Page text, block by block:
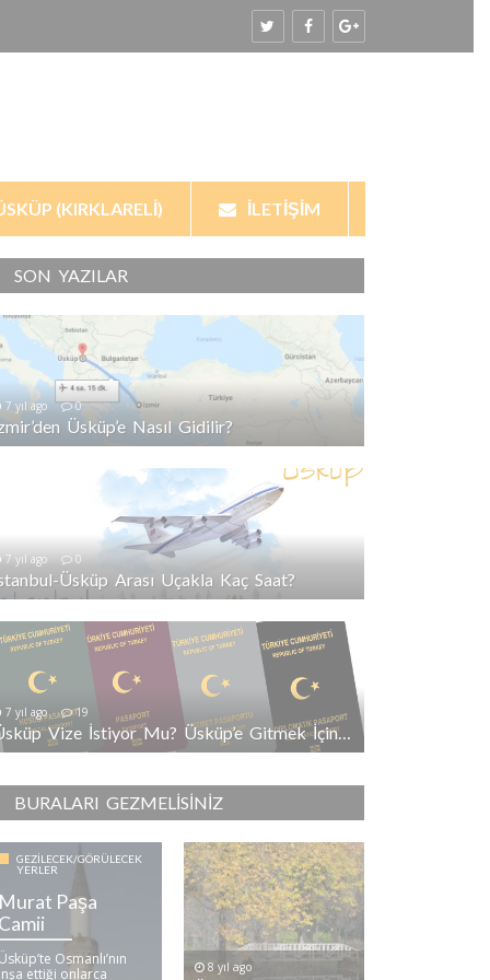
(KIRKLARELI) İLETIŞIM
SON YAZILAR
7 yıl ago 0
Üsküp’e Nasıl Gidilir?
7 yıl ago 0
Üsküp Arası Uçakla Kaç Saat?
7 yıl ago 19
Üsküp Vize İstiyor Mu? Üsküp’e Gitmek İçin Vize Gerekli Mi?
BURALARI GEZMELISINIZ
GEZILECEK/GÖRÜLECEK
YERLER
Murat Paşa
Camii
Üsküp’te Osmanlı’nın
inşa ettiği onlarca
8 yıl ago